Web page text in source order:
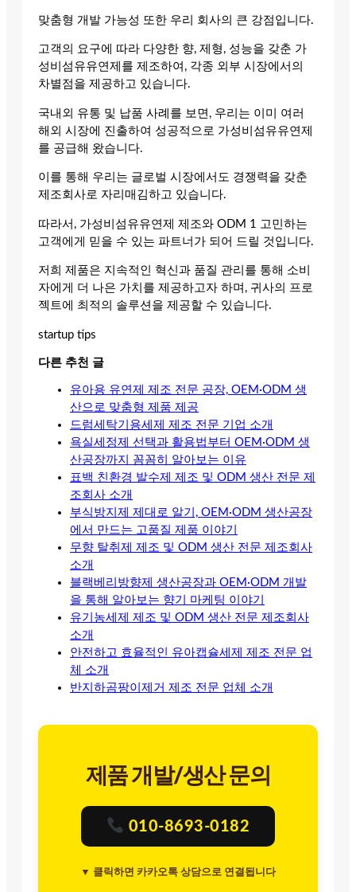
맞춤형 개발 가능성 또한 우리 회사의 큰 강점입니다.
고객의 요구에 따라 다양한 향, 제형, 성능을 갖춘 가
성비섬유유연제를 제조하여, 각종 외부 시장에서의
차별점을 제공하고 있습니다.
국내외 유통 및 납품 사례를 보면, 우리는 이미 여러
해외 시장에 진출하여 성공적으로 가성비섬유유연제
를 공급해 왔습니다.
이를 통해 우리는 글로벌 시장에서도 경쟁력을 갖춘
제조회사로 자리매김하고 있습니다.
따라서, 가성비섬유유연제 제조와 ODM 1 고민하는
고객에게 믿을 수 있는 파트너가 되어 드릴 것입니다.
저희 제품은 지속적인 혁신과 품질 관리를 통해 소비
자에게 더 나은 가치를 제공하고자 하며, 귀사의 프로
젝트에 최적의 솔루션을 제공할 수 있습니다.
startup tips
다른 추천 글
유아용 유연제 제조 전문 공장, OEM·ODM 생
산으로 맞춤형 제품 제공
드럼세탁기용세제 제조 전문 기업 소개
욕실세정제 선택과 활용법부터 OEM·ODM 생
산공장까지 꼼꼼히 알아보는 이유
표백 친환경 발수제 제조 및 ODM 생산 전문 제
조회사 소개
부식방지제 제대로 알기, OEM·ODM 생산공장
에서 만드는 고품질 제품 이야기
무향 탈취제 제조 및 ODM 생산 전문 제조회사
소개
블랙베리방향제 생산공장과 OEM·ODM 개발
을 통해 알아보는 향기 마케팅 이야기
유기농세제 제조 및 ODM 생산 전문 제조회사
소개
안전하고 효율적인 유아캡슐세제 제조 전문 업
체 소개
반지하곰팡이제거 제조 전문 업체 소개
제품 개발/생산 문의
010-8693-0182
▼ 클릭하면 카카오톡 상담으로 연결됩니다